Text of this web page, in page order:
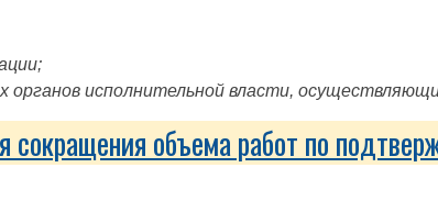
исполнительной власти,
объема работ по